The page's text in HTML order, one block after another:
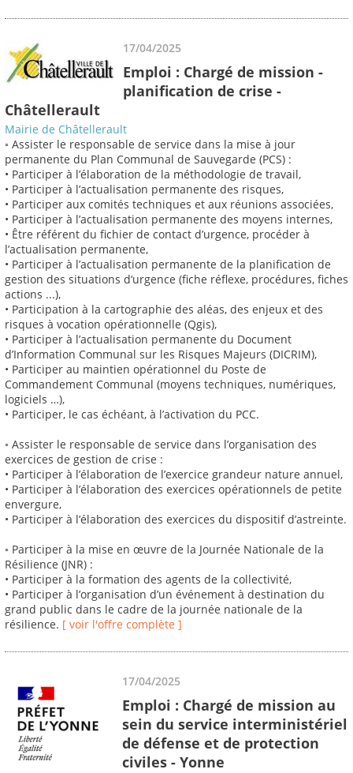
17/04/2025
Emploi : Chargé de mission -
planification de crise -
Châtellerault
Mairie de Châtellerault
◦ Assister le responsable de service dans la mise à jour
permanente du Plan Communal de Sauvegarde (PCS) :
• Participer à l’élaboration de la méthodologie de travail,
• Participer à l’actualisation permanente des risques,
• Participer aux comités techniques et aux réunions associées,
• Participer à l’actualisation permanente des moyens internes,
• Être référent du fichier de contact d’urgence, procéder à
l’actualisation permanente,
• Participer à l’actualisation permanente de la planification de
gestion des situations d’urgence (fiche réflexe, procédures, fiches
actions ...),
• Participation à la cartographie des aléas, des enjeux et des
risques à vocation opérationnelle (Qgis),
• Participer à l’actualisation permanente du Document
d’Information Communal sur les Risques Majeurs (DICRIM),
• Participer au maintien opérationnel du Poste de
Commandement Communal (moyens techniques, numériques,
logiciels …),
• Participer, le cas échéant, à l’activation du PCC.
◦ Assister le responsable de service dans l’organisation des
exercices de gestion de crise :
• Participer à l’élaboration de l’exercice grandeur nature annuel,
• Participer à l’élaboration des exercices opérationnels de petite
envergure,
• Participer à l’élaboration des exercices du dispositif d’astreinte.
◦ Participer à la mise en œuvre de la Journée Nationale de la
Résilience (JNR) :
• Participer à la formation des agents de la collectivité,
• Participer à l’organisation d’un événement à destination du
grand public dans le cadre de la journée nationale de la
résilience. [ voir l'offre complète ]
17/04/2025
Emploi : Chargé de mission au
sein du service interministériel
de défense et de protection
civiles - Yonne